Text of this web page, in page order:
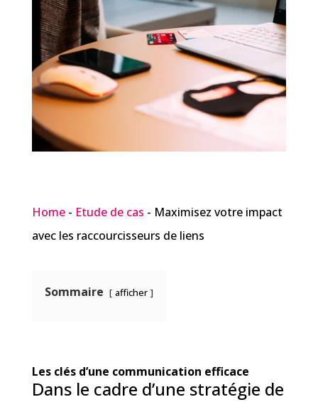
Home- Etude de cas - Maximisez votre impact
avec les raccourcisseurs de liens
Sommaire afficher
Les clés d’une communication efficace
Dans le cadre d’une stratégie de